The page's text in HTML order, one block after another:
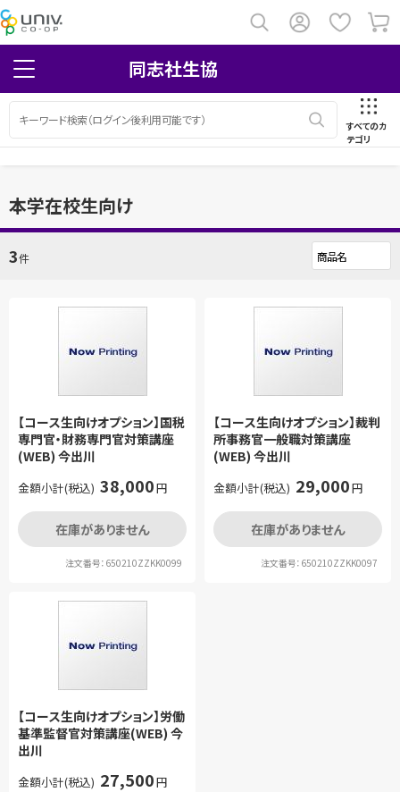
同志社生協
すべてのカ
テゴリ
本学在校生向け
3件
【コース生向けオプション】国税
専門官・財務専門官対策講座
(WEB) 今出川
金額小計(税込) 38,000円
在庫がありません
注文番号：650210ZZKK0099
【コース生向けオプション】裁判
所事務官一般職対策講座
(WEB) 今出川
金額小計(税込) 29,000円
在庫がありません
注文番号：650210ZZKK0097
【コース生向けオプション】労働
基準監督官対策講座(WEB) 今
出川
金額小計(税込) 27,500円